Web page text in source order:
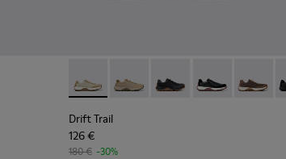
und Lederschuhe für Herren.
Drift Trail - K100928-023 - Beige
Drift Trail - K100928-026
Drift Trail - K100928-
Drift Trail -
Drift
Drift Trail
126 €
180 € -30%